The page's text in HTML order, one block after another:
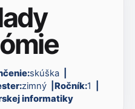
skúška
zimný Ročník:1
informatiky